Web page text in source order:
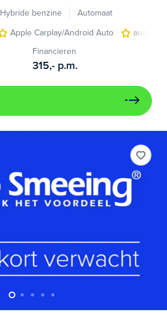
Hybride benzine
Automaat
Apple Carplay/Android Auto
audio
Financieren
315,- p.m.